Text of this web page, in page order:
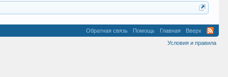
Обратная связь Помощь Главная
Вверх
Условия и правила